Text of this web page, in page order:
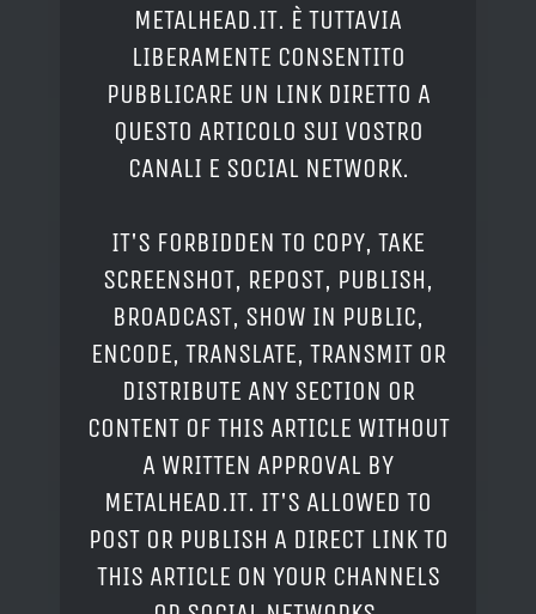
METALHEAD.IT. È TUTTAVIA
LIBERAMENTE CONSENTITO
PUBBLICARE UN LINK DIRETTO A
QUESTO ARTICOLO SUI VOSTRO
CANALI E SOCIAL NETWORK.
IT'S FORBIDDEN TO COPY, TAKE
SCREENSHOT, REPOST, PUBLISH,
BROADCAST, SHOW IN PUBLIC,
ENCODE, TRANSLATE, TRANSMIT OR
DISTRIBUTE ANY SECTION OR
CONTENT OF THIS ARTICLE WITHOUT
A WRITTEN APPROVAL BY
METALHEAD.IT. IT'S ALLOWED TO
POST OR PUBLISH A DIRECT LINK TO
THIS ARTICLE ON YOUR CHANNELS